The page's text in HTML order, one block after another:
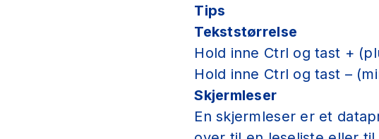
Tips
Tekststørrelse
Hold inne Ctrl og tast +
Hold inne Ctrl og tast –
Skjermleser
En skjermleser er et